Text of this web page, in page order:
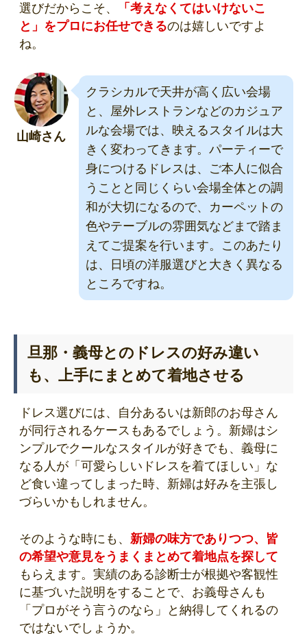
選びだからこそ、
「考えなくてはいけないこ
と」をプロにお任せできるのは嬉しいですよ
ね。
山崎さん
クラシカルで天井が高く広い会場
と、屋外レストランなどのカジュア
ルな会場では、映えるスタイルは大
きく変わってきます。パーティーで
身につけるドレスは、ご本人に似合
うことと同じくらい会場全体との調
和が大切になるので、カーペットの
色やテーブルの雰囲気などまで踏ま
えてご提案を行います。このあたり
は、日頃の洋服選びと大きく異なる
ところですね。
旦那・義母とのドレスの好み違い
も、上手にまとめて着地させる
ドレス選びには、自分あるいは新郎のお母さん
が同行されるケースもあるでしょう。新婦はシ
ンプルでクールなスタイルが好きでも、義母に
なる人が「可愛らしいドレスを着てほしい」な
ど食い違ってしまった時、新婦は好みを主張し
づらいかもしれません。
そのような時にも、 新婦の味方でありつつ、皆
の希望や意見をうまくまとめて着地点を探して
もらえます。実績のある診断士が根拠や客観性
に基づいた説明をすることで、お義母さんも
「プロがそう言うのなら」と納得してくれるの
ではないでしょうか。